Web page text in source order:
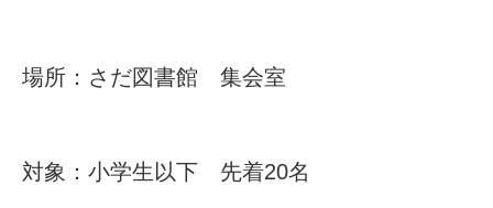
場所：さだ図書館 集会室
対象：小学生以下 先着20名